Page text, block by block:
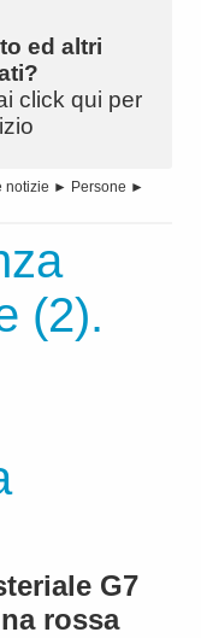
ed altri
click qui per
notizie ► Persone ►
(2).
G7
rossa